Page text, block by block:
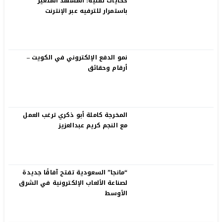
باستمرار للترفيه عبر الإنترنت
نمو الدفع الإلكتروني في الكويت –
أرقام وحقائق
المخرجة كاملة أبو ذكري ترغب العمل
مع النجم كريم عبدالعزيز
“مانجا” السعودية تفتح آفاقًا جديدة
لصناعة الألعاب الإلكترونية في الشرق
الأوسط